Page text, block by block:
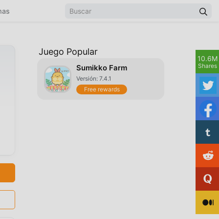
Juego Popular
Sumikko Farm
Versión: 7.4.1
Free rewards
10.6M
Shares